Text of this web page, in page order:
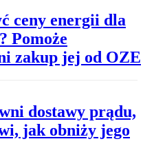
ceny energii dla
Pomoże
zakup jej od OZE
dostawy prądu,
jak obniży jego